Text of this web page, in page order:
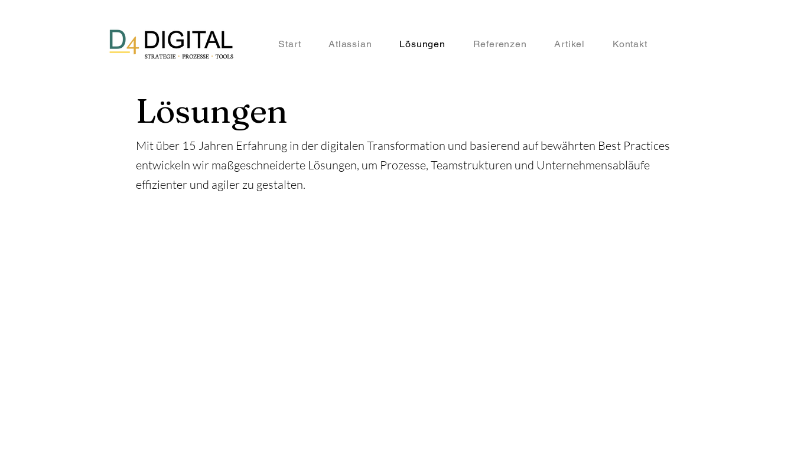
Start Atlassian Lösungen Referenzen Artikel Kontakt
Lösungen
Mit über 15 Jahren Erfahrung in der digitalen Transformation und basierend auf bewährten Best Practices
entwickeln wir maßgeschneiderte Lösungen, um Prozesse, Teamstrukturen und Unternehmensabläufe
effizienter und agiler zu gestalten.